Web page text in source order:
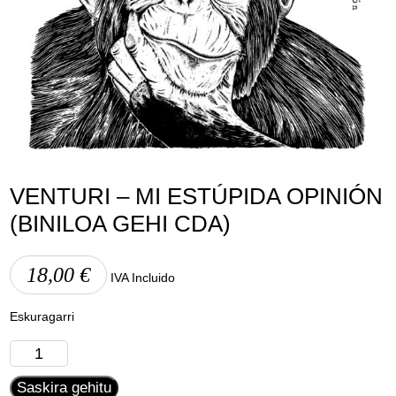
Lege abisua Cookieen politika Pribatutasun-politika
VENTURI – MI ESTÚPIDA OPINIÓN
(BINILOA GEHI CDA)
18,00€ IVA Incluido
Eskuragarri
Venturi
-
MiSaskira gehitu